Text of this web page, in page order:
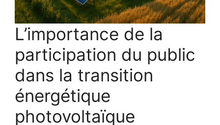
L’importance de la
participation du public
dans la transition
énergétique
photovoltaïque